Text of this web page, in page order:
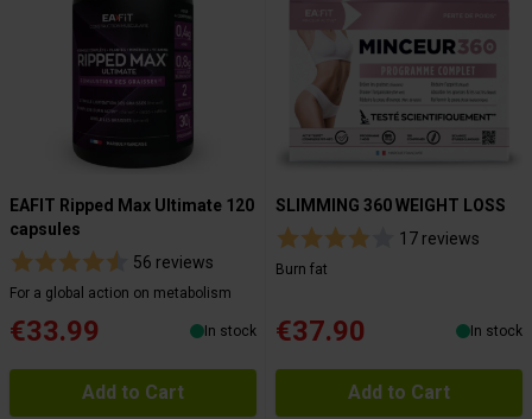
EAFIT Ripped Max Ultimate 120
capsules
56 reviews
For a global action on metabolism
€33.99 In stock
Add to Cart
SLIMMING 360 WEIGHT LOSS
17 reviews
Burn fat
€37.90 In stock
Add to Cart